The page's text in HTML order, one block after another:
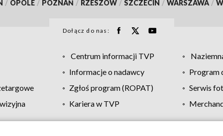
/ OPOLE / POZNAŃ / RZESZÓW / SZCZECIN / WARSZAWA /
Dołącz do nas:
Centrum informacji TVP
Informacje o nadawcy
Program
Zgłoś program (ROPAT)
Serwis
Kariera w TVP